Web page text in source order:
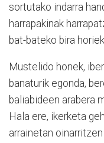
sortutako indarra
harrapakinak
bat-bateko bira
Mustelido honek,
banaturik egonda,
baliabideen arabera
Hala ere, ikerketa
arrainetan